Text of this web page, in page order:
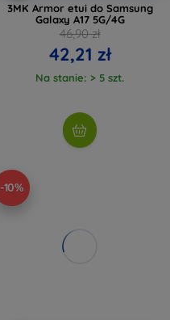
3MK Armor etui do Samsung
Galaxy A17 5G/4G
46,90 zł
42,21 zł
Na stanie: > 5 szt.
-10%